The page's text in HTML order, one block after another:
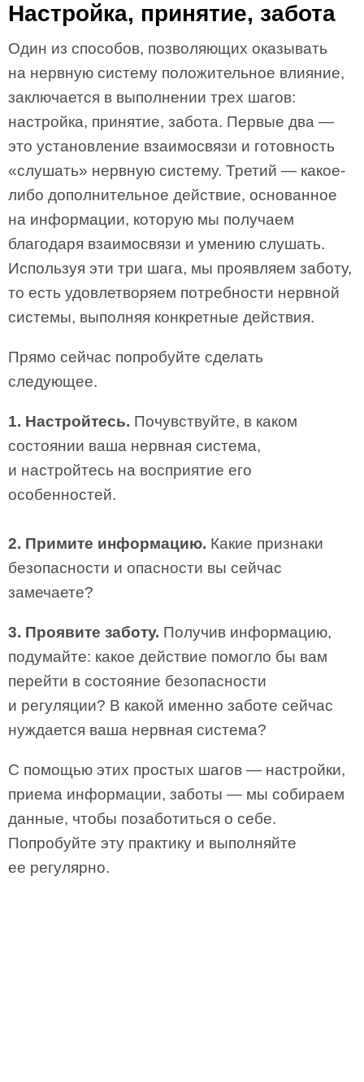
Настройка, принятие, забота
Один из способов, позволяющих оказывать
на нервную систему положительное влияние,
заключается в выполнении трех шагов:
настройка, принятие, забота. Первые два —
это установление взаимосвязи и готовность
«слушать» нервную систему. Третий — какое-
либо дополнительное действие, основанное
на информации, которую мы получаем
благодаря взаимосвязи и умению слушать.
Используя эти три шага, мы проявляем заботу,
то есть удовлетворяем потребности нервной
системы, выполняя конкретные действия.
Прямо сейчас попробуйте сделать
следующее.
1. Настройтесь. Почувствуйте, в каком
состоянии ваша нервная система,
и настройтесь на восприятие его
особенностей.
2. Примите информацию. Какие признаки
безопасности и опасности вы сейчас
замечаете?
3. Проявите заботу. Получив информацию,
подумайте: какое действие помогло бы вам
перейти в состояние безопасности
и регуляции? В какой именно заботе сейчас
нуждается ваша нервная система?
С помощью этих простых шагов — настройки,
приема информации, заботы — мы собираем
данные, чтобы позаботиться о себе.
Попробуйте эту практику и выполняйте
ее регулярно.